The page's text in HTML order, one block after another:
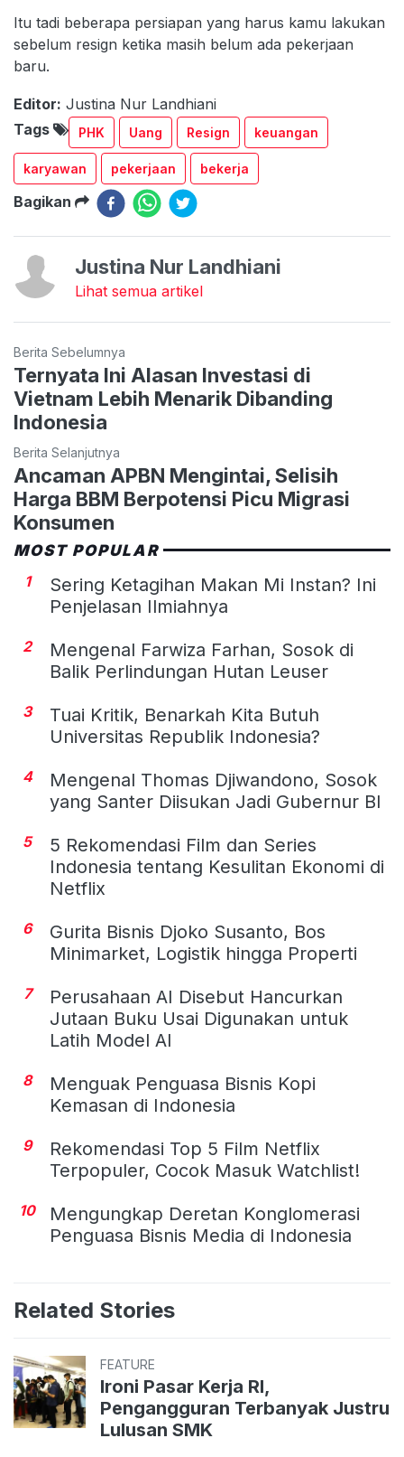
Itu tadi beberapa persiapan yang harus kamu lakukan
sebelum resign ketika masih belum ada pekerjaan
baru.
Editor: Justina Nur Landhiani
Tags
PHK Uang Resign keuangan
karyawan pekerjaan bekerja
Bagikan
Justina Nur Landhiani
Lihat semua artikel
Berita Sebelumnya
Ternyata Ini Alasan Investasi di
Vietnam Lebih Menarik Dibanding
Indonesia
Berita Selanjutnya
Ancaman APBN Mengintai, Selisih
Harga BBM Berpotensi Picu Migrasi
Konsumen
MOST POPULAR
1
Sering Ketagihan Makan Mi Instan? Ini
Penjelasan Ilmiahnya
2
Mengenal Farwiza Farhan, Sosok di
Balik Perlindungan Hutan Leuser
3
Tuai Kritik, Benarkah Kita Butuh
Universitas Republik Indonesia?
4
Mengenal Thomas Djiwandono, Sosok
yang Santer Diisukan Jadi Gubernur BI
5
5 Rekomendasi Film dan Series
Indonesia tentang Kesulitan Ekonomi di
Netflix
6
Gurita Bisnis Djoko Susanto, Bos
Minimarket, Logistik hingga Properti
7
Perusahaan AI Disebut Hancurkan
Jutaan Buku Usai Digunakan untuk
Latih Model AI
8
Menguak Penguasa Bisnis Kopi
Kemasan di Indonesia
9
Rekomendasi Top 5 Film Netflix
Terpopuler, Cocok Masuk Watchlist!
10
Mengungkap Deretan Konglomerasi
Penguasa Bisnis Media di Indonesia
Related Stories
FEATURE
Ironi Pasar Kerja RI,
Pengangguran Terbanyak Justru
Lulusan SMK